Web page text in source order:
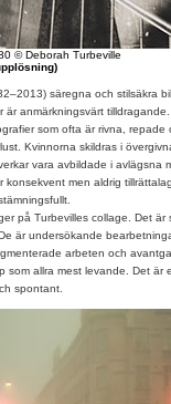
© Deborah Turbeville
säregna och stilsäkra
är anmärkningsvärt
som ofta är rivna, repade
Kvinnorna skildras i
vara avbildade i avlägsna
konsekvent men aldrig
på Turbevilles collage. Det är
är undersökande
arbeten och
som allra mest levande. Det är
spontant.